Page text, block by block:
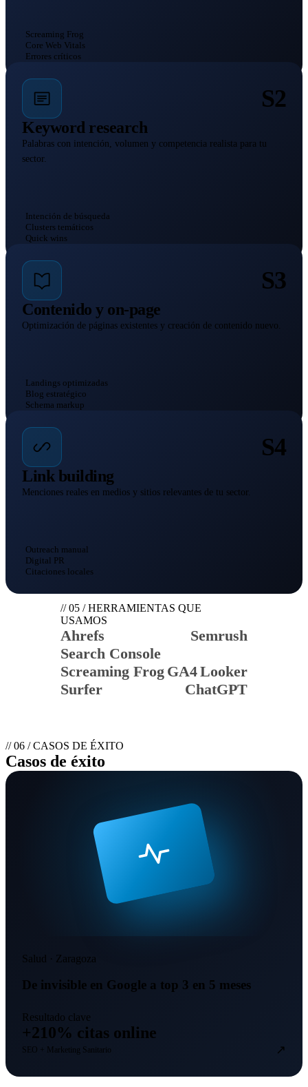
Screaming Frog
Core Web Vitals
Errores críticos
S2
Keyword research
Palabras con intención, volumen y competencia realista para tu
sector.
Intención de búsqueda
Clusters temáticos
Quick wins
S3
Contenido y on-page
Optimización de páginas existentes y creación de contenido nuevo.
Landings optimizadas
Blog estratégico
Schema markup
S4
Link building
Menciones reales en medios y sitios relevantes de tu sector.
Outreach manual
Digital PR
Citaciones locales
// 05 / HERRAMIENTAS QUE
USAMOS
Ahrefs
Semrush
Search Console
Screaming Frog GA4Looker
Surfer
ChatGPT
// 06 / CASOS DE ÉXITO
Casos de éxito
Salud · Zaragoza
De invisible en Google a top 3 en 5 meses
Resultado clave
+210% citas online
SEO + Marketing Sanitario ↗